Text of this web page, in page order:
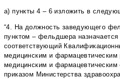
а) пункты 4 – 6 изложить в
“4. На должность заведующего
пунктом – фельдшера назначается
соответствующий
медицинским и фармацевтическим
медицинским и
приказом Министерства